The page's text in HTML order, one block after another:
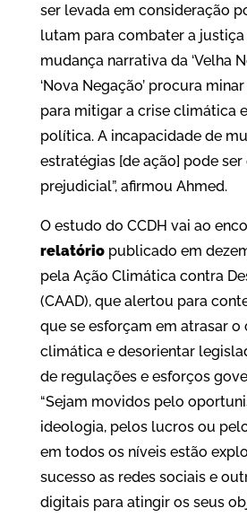
ser levada em consideração
lutam para combater a justiça
mudança narrativa da ‘Velha
‘Nova Negação’ procura
para mitigar a crise climática
política. A incapacidade de
estratégias [de ação] pode
prejudicial”, afirmou Ahmed.
O estudo do CCDH vai ao
relatóriopublicado em
pela Ação Climática contra
(CAAD), que alertou para
que se esforçam em atrasar o
climática e desorientar
de regulações e esforços
“Sejam movidos pelo
ideologia, pelos lucros ou
em todos os níveis estão
sucesso as redes sociais e
digitais para atingir os seus